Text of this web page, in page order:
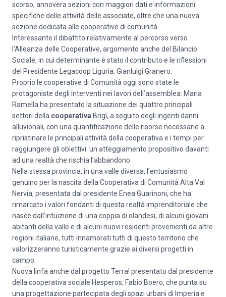
scorso, annovera sezioni con maggiori dati e informazioni
specifiche delle attività delle associate, oltre che una nuova
sezione dedicata alle cooperative di comunità.
Interessante il dibattito relativamente al percorso verso
l’Alleanza delle Cooperative, argomento anche del Bilancio
Sociale, in cui determinante è stato il contributo e le riflessioni
del Presidente Legacoop Liguria, Gianluigi Granero.
Proprio le cooperative di Comunità oggi sono state le
protagoniste degli interventi nei lavori dell’assemblea: Maria
Ramella ha presentato la situazione dei quattro principali
settori della cooperativa Brigì, a seguito degli ingenti danni
alluvionali, con una quantificazione delle risorse necessarie a
ripristinare le principali attività della cooperativa e i tempi per
raggiungere gli obiettivi: un atteggiamento propositivo davanti
ad una realtà che rischia l’abbandono.
Nella stessa provincia, in una valle diversa, l’entusiasmo
genuino per la nascita della Cooperativa di Comunità Alta Val
Nervia, presentata dal presidente Enea Guarinoni, che ha
rimarcato i valori fondanti di questa realtà imprenditoriale che
nasce dall’intuizione di una coppia di olandesi, di alcuni giovani
abitanti della valle e di alcuni nuovi residenti provenienti da altre
regioni italiane, tutti innamorati tutti di questo territorio che
valorizzeranno turisticamente grazie ai diversi progetti in
campo.
Nuova linfa anche dal progetto Terra! presentato dal presidente
della cooperativa sociale Hesperos, Fabio Boero, che punta su
una progettazione partecipata degli spazi urbani di Imperia e